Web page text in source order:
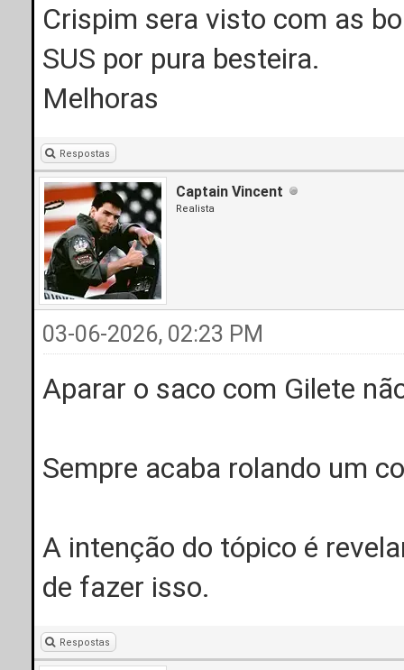
Crispim sera visto com as
SUS por pura besteira.
Melhoras
Respostas
Captain Vincent
Realista
03-06-2026, 02:23 PM
Aparar o saco com Gilete
Sempre acaba rolando um
A intenção do tópico é
de fazer isso.
Respostas